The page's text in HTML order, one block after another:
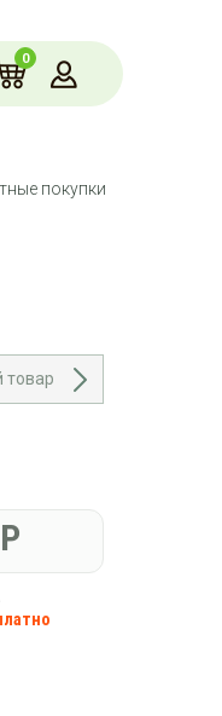
0
покупки
товар
Р